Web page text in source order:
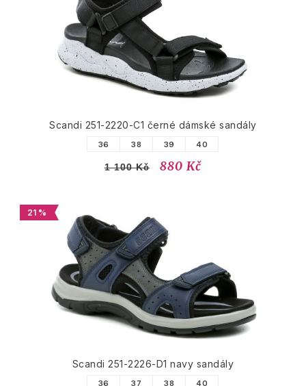
Scandi 251-2220-C1 černé dámské sandály
36 38 39 40
1 100 Kč 880 Kč
21 %
Scandi 251-2226-D1 navy sandály
36 37 38 40